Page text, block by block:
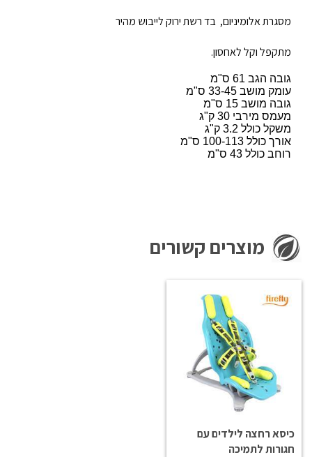
מסגרת אלומיניום, בד רשת ירוק לייבוש מהיר
מתקפל וקל לאחסון.
גובה הגב 61 ס"מ
עומק מושב 33-45 ס"מ
גובה מושב 15 ס"מ
מעמס מירבי 30 ק"ג
משקל כולל 3.2 ק"ג
אורך כולל 100-113 ס"מ
רוחב כולל 43 ס"מ
מוצרים קשורים
כיסא רחצה לילדים עם
חגורות לתמיכה